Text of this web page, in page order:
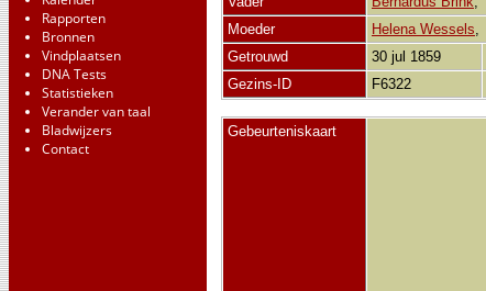
Rapporten
Bronnen
Vindplaatsen
DNA Tests
Statistieken
Verander van taal
Bladwijzers
Contact
Moeder
Helena Wessels,
Getrouwd
30 jul 1859
Gezins-ID
F6322
Gebeurteniskaart